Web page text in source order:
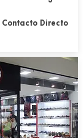
Contacto Directo